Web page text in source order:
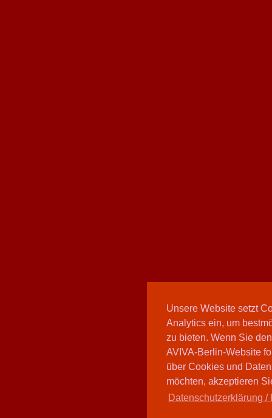
Unsere Website setzt
Analytics ein, um
zu bieten. Wenn Sie
AVIVA-Berlin-Website
über Cookies und
möchten, akzeptieren
Datenschutzerklärung /